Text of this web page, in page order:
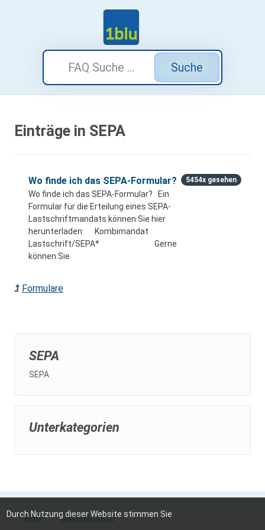
Suche
Einträge in SEPA
Wo finde ich das SEPA-Formular?
Wo finde ich das SEPA-Formular? Ein
Formular für die Erteilung eines SEPA-
Lastschriftmandats können Sie hier
herunterladen: Kombimandat
Lastschrift/SEPA* Gerne
können Sie
5454x gesehen
Formulare
SEPA
SEPA
Unterkategorien
AGB Datenschutz
Durch Nutzung dieser Website stimmen Sie